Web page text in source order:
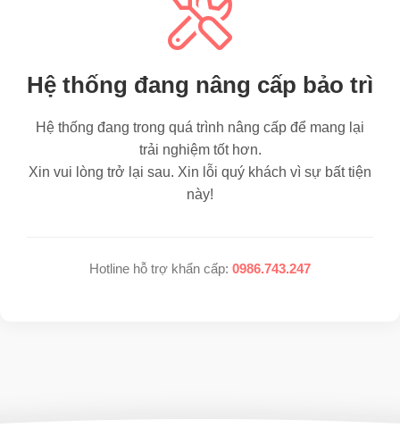
Hệ thống đang nâng cấp bảo trì
Hệ thống đang trong quá trình nâng cấp để mang lại
trải nghiệm tốt hơn.
Xin vui lòng trở lại sau. Xin lỗi quý khách vì sự bất tiện
này!
Hotline hỗ trợ khẩn cấp: 0986.743.247